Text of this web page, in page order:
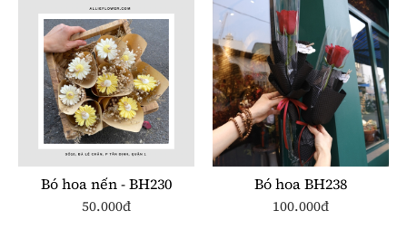
Bó hoa nến - BH230
50.000đ
Bó hoa BH238
100.000đ